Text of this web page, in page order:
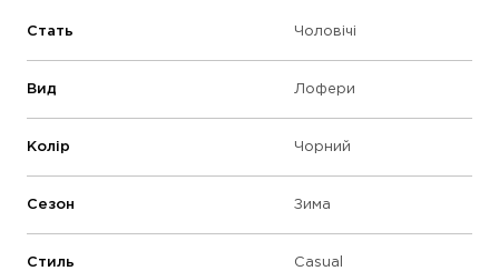
Стать Чоловічі
Вид Лофери
Колір Чорний
Сезон Зима
Стиль Casual